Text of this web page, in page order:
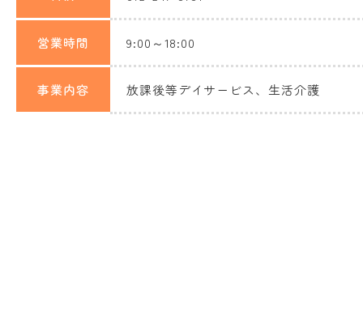
営業時間 9:00～18:00
事業内容 放課後等デイサービス、生活介護